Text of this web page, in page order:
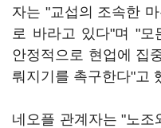
자는 "교섭의 조속한
로 바라고 있다"며 "모
안정적으로 현업에 집
뤄지기를 촉구한다"고
네오플 관계자는 "노